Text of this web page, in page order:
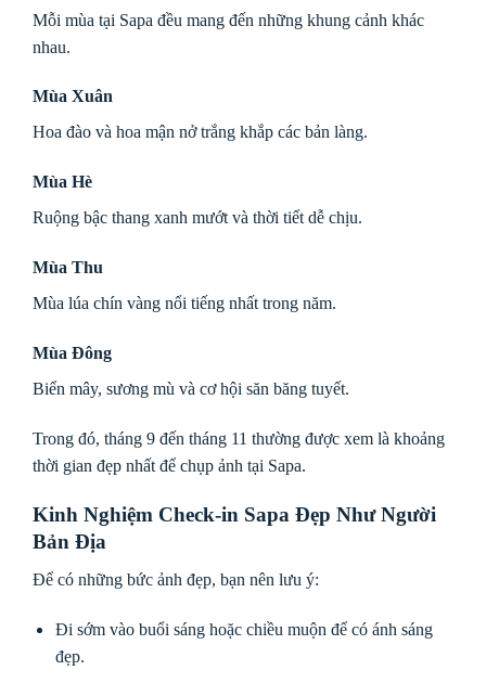
Mỗi mùa tại Sapa đều mang đến những khung cảnh khác
nhau.
Mùa Xuân
Hoa đào và hoa mận nở trắng khắp các bản làng.
Mùa Hè
Ruộng bậc thang xanh mướt và thời tiết dễ chịu.
Mùa Thu
Mùa lúa chín vàng nổi tiếng nhất trong năm.
Mùa Đông
Biển mây, sương mù và cơ hội săn băng tuyết.
Trong đó, tháng 9 đến tháng 11 thường được xem là khoảng
thời gian đẹp nhất để chụp ảnh tại Sapa.
Kinh Nghiệm Check-in Sapa Đẹp Như Người
Bản Địa
Để có những bức ảnh đẹp, bạn nên lưu ý:
Đi sớm vào buổi sáng hoặc chiều muộn để có ánh sáng
đẹp.